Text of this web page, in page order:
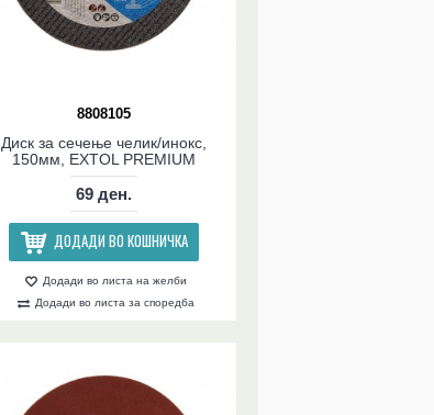
8808105
Диск за сечење челик/инокс,
150мм, EXTOL PREMIUM
69 ден.
ДОДАДИ ВО КОШНИЧКА
Додади во листа на желби
Додади во листа за споредба